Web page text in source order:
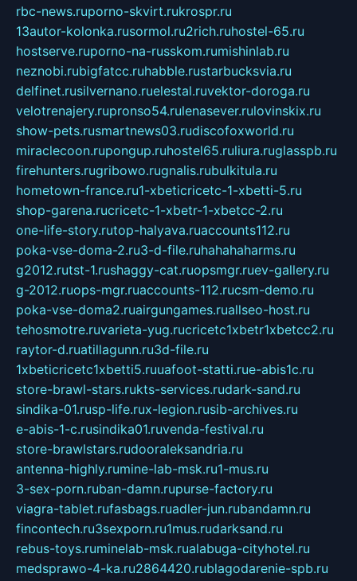
rbc-news.ruporno-skvirt.rukrospr.ru
13autor-kolonka.rusormol.ru2rich.ruhostel-65.ru
hostserve.ruporno-na-russkom.rumishinlab.ru
neznobi.rubigfatcc.ruhabble.rustarbucksvia.ru
delfinet.rusilvernano.ruelestal.ruvektor-doroga.ru
velotrenajery.rupronso54.rulenasever.rulovinskix.ru
show-pets.rusmartnews03.rudiscofoxworld.ru
miraclecoon.rupongup.ruhostel65.ruliura.ruglasspb.ru
firehunters.rugribowo.rugnalis.rubulkitula.ru
hometown-france.ru1-xbeticricetc-1-xbetti-5.ru
shop-garena.rucricetc-1-xbetr-1-xbetcc-2.ru
one-life-story.rutop-halyava.ruaccounts112.ru
poka-vse-doma-2.ru3-d-file.ruhahahaharms.ru
g2012.rutst-1.rushaggy-cat.ruopsmgr.ruev-gallery.ru
g-2012.ruops-mgr.ruaccounts-112.rucsm-demo.ru
poka-vse-doma2.ruairgungames.ruallseo-host.ru
tehosmotre.ruvarieta-yug.rucricetc1xbetr1xbetcc2.ru
raytor-d.ruatillagunn.ru3d-file.ru
1xbeticricetc1xbetti5.ruuafoot-statti.rue-abis1c.ru
store-brawl-stars.rukts-services.rudark-sand.ru
sindika-01.rusp-life.rux-legion.rusib-archives.ru
e-abis-1-c.rusindika01.ruvenda-festival.ru
store-brawlstars.rudooraleksandria.ru
antenna-highly.rumine-lab-msk.ru1-mus.ru
3-sex-porn.ruban-damn.rupurse-factory.ru
viagra-tablet.rufasbags.ruadler-jun.rubandamn.ru
fincontech.ru3sexporn.ru1mus.rudarksand.ru
rebus-toys.ruminelab-msk.rualabuga-cityhotel.ru
medsprawo-4-ka.ru2864420.rublagodarenie-spb.ru